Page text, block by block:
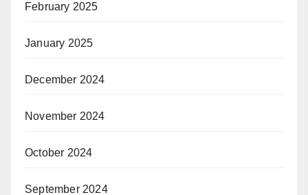
February 2025
January 2025
December 2024
November 2024
October 2024
September 2024